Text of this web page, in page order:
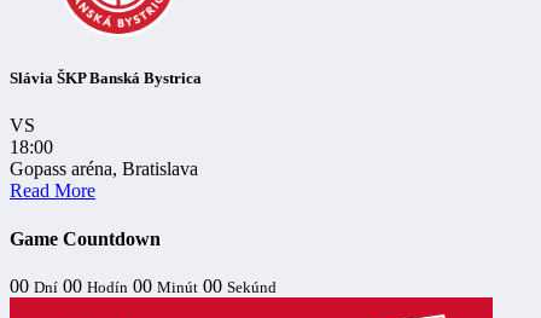
Slávia ŠKP Banská Bystrica
VS
18:00
Gopass aréna, Bratislava
Read More
Game Countdown
00 Dní 00 Hodín 00 Minút 00 Sekúnd